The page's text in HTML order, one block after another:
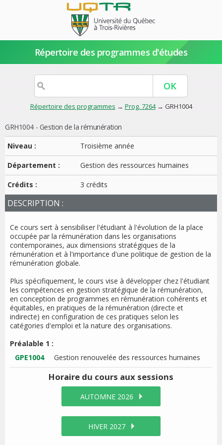
Répertoire des programmes d'études
Répertoire des programmes → Prog. 7264→ GRH1004
GRH1004 - Gestion de la rémunération
Niveau :
Troisième année
Département : Gestion des ressources humaines
Crédits : 3 crédits
DESCRIPTION :
Ce cours sert à sensibiliser l'étudiant à l'évolution de la place
occupée par la rémunération dans les organisations
contemporaines, aux dimensions stratégiques de la
rémunération et à l'importance d'une politique de gestion de la
rémunération globale.
Plus spécifiquement, le cours vise à développer chez l'étudiant
les compétences en gestion stratégique de la rémunération,
en conception de programmes en rémunération cohérents et
équitables, en pratiques de la rémunération (directe et
indirecte) en configuration de ces pratiques selon les
catégories d'emploi et la nature des organisations.
Préalable 1 :
GPE1004
Gestion renouvelée des ressources humaines
Horaire du cours aux sessions
AUTOMNE 2026
HIVER 2027